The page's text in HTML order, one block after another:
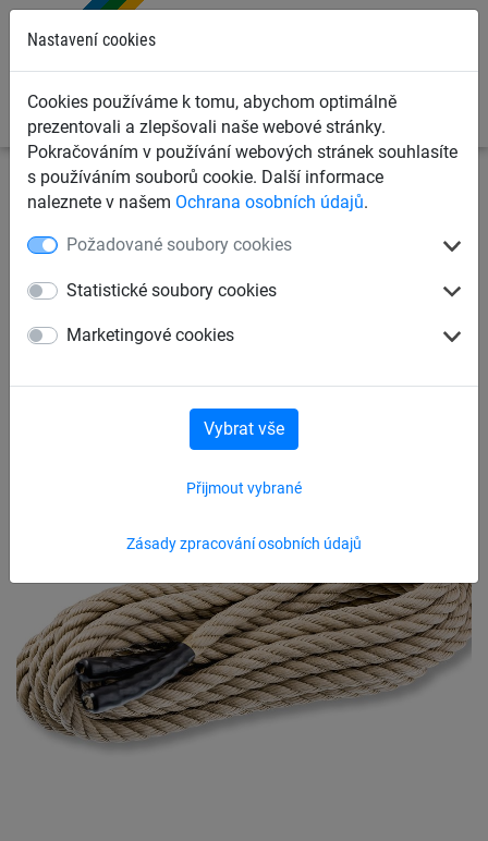
Nastavení cookies
Cookies používáme k tomu, abychom optimálně
prezentovali a zlepšovali naše webové stránky.
Pokračováním v používání webových stránek souhlasíte
s používáním souborů cookie. Další informace
naleznete v našem Ochrana osobních údajů.
Požadované soubory cookies
Statistické soubory cookies
Marketingové cookies
Zásady zpracování osobních údajů
Přijmout vybrané
Vybrat vše
Sportovní sítě Švihadla a lana Přetahovací lana
Přetahovací lano, délka 12 m